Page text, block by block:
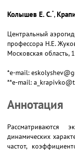
Колышев Е. С.*,
Центральный
профессора Н.Е.
Московская область,
*e-mail:
**e-mail:
Аннотация
Рассматриваются
динамических
частот,